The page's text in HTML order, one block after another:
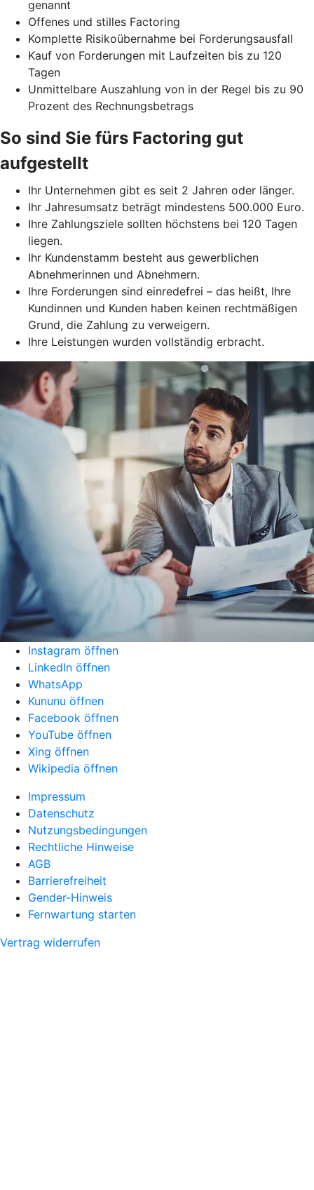
genannt
Offenes und stilles Factoring
Komplette Risikoübernahme bei Forderungsausfall
Kauf von Forderungen mit Laufzeiten bis zu 120
Tagen
Unmittelbare Auszahlung von in der Regel bis zu 90
Prozent des Rechnungsbetrags
So sind Sie fürs Factoring gut
aufgestellt
Ihr Unternehmen gibt es seit 2 Jahren oder länger.
Ihr Jahresumsatz beträgt mindestens 500.000 Euro.
Ihre Zahlungsziele sollten höchstens bei 120 Tagen
liegen.
Ihr Kundenstamm besteht aus gewerblichen
Abnehmerinnen und Abnehmern.
Ihre Forderungen sind einredefrei – das heißt, Ihre
Kundinnen und Kunden haben keinen rechtmäßigen
Grund, die Zahlung zu verweigern.
Ihre Leistungen wurden vollständig erbracht.
Instagram öffnen
LinkedIn öffnen
WhatsApp
Kununu öffnen
Facebook öffnen
YouTube öffnen
Xing öffnen
Wikipedia öffnen
Impressum
Datenschutz
Nutzungsbedingungen
Rechtliche Hinweise
AGB
Barrierefreiheit
Gender-Hinweis
Fernwartung starten
Vertrag widerrufen